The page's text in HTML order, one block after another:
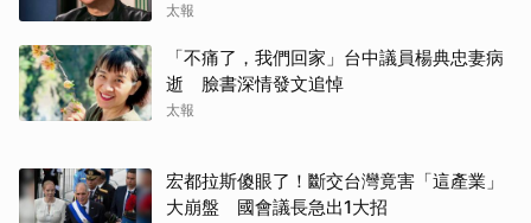
太報
「不痛了，我們回家」台中議員楊典忠妻病
逝 臉書深情發文追悼
太報
宏都拉斯傻眼了！斷交台灣竟害「這產業」
大崩盤 國會議長急出1大招